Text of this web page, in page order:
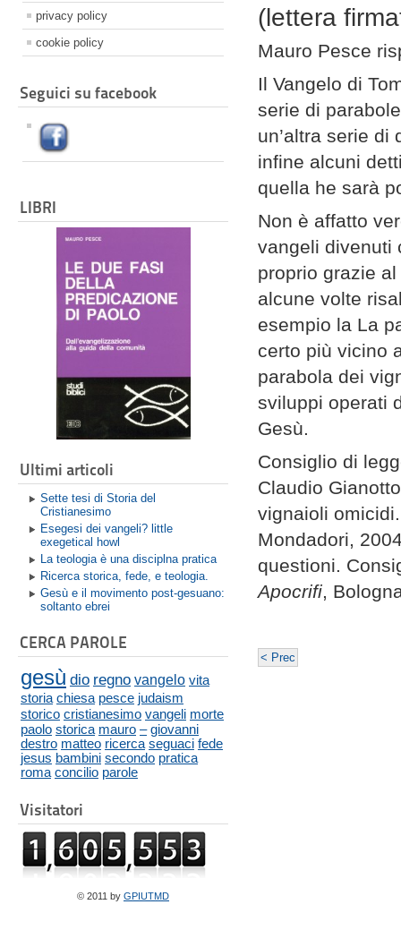
privacy policy
cookie policy
Seguici su facebook
LIBRI
Ultimi articoli
Sette tesi di Storia del
Cristianesimo
Esegesi dei vangeli? little
exegetical howl
La teologia è una disciplna pratica
Ricerca storica, fede, e teologia.
Gesù e il movimento post-gesuano:
soltanto ebrei
CERCA PAROLE
gesù dio regno vangelo vita
storia chiesa pesce judaism
storico cristianesimo vangeli morte
paolo storica mauro – giovanni
destro matteo ricerca seguaci fede
jesus bambini secondo pratica
roma concilio parole
Visitatori
© 2011 by GPIUTMD
(lettera
Mauro Pesce
Il Vangelo di
serie di
un’altra serie di
infine alcuni
quella he sarà
Non è affatto
vangeli divenuti
proprio grazie
alcune volte
esempio la La
certo più vicino
parabola dei
sviluppi operati
Gesù.
Consiglio di
Claudio
vignaioli
Mondadori,
questioni.
Apocrifi,
< Prec